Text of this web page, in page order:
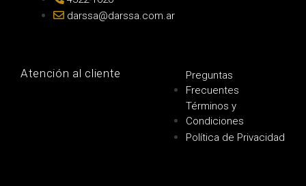
darssa@darssa.com.ar
Atención al cliente
Preguntas
Frecuentes
Términos y
Condiciones
Política de Privacidad